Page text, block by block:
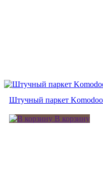
Штучный паркет
В корзину